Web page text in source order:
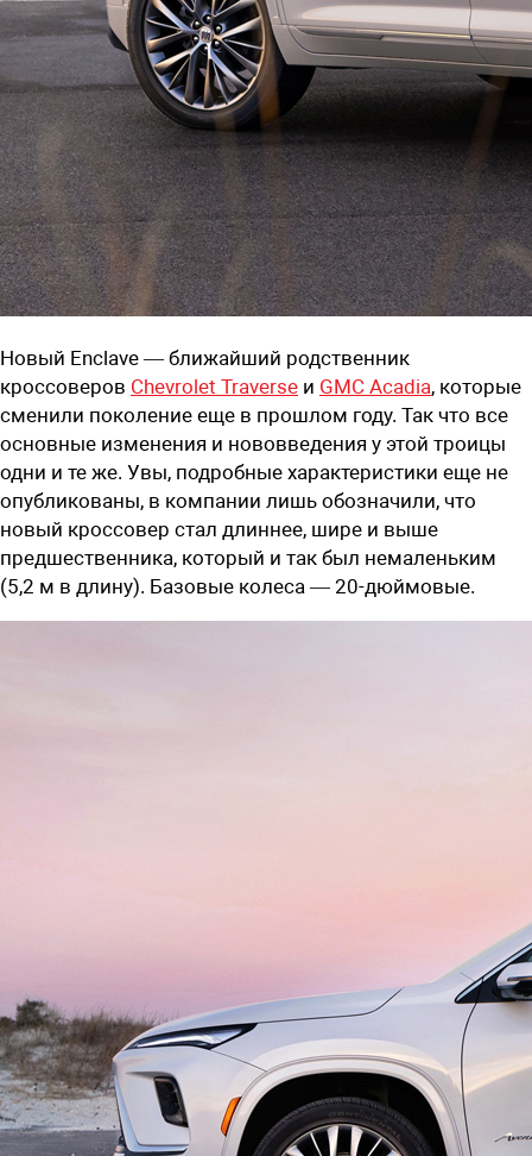
Новый Enclave — ближайший родственник
кроссоверов Chevrolet Traverse и GMC Acadia, которые
сменили поколение еще в прошлом году. Так что все
основные изменения и нововведения у этой троицы
одни и те же. Увы, подробные характеристики еще не
опубликованы, в компании лишь обозначили, что
новый кроссовер стал длиннее, шире и выше
предшественника, который и так был немаленьким
(5,2 м в длину). Базовые колеса — 20-дюймовые.